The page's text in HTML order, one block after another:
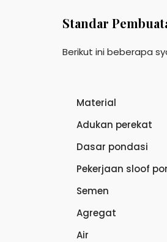
Standar
Berikut ini beberapa
Material
Adukan perekat
Dasar pondasi
Pekerjaan sloof
Semen
Agregat
Air